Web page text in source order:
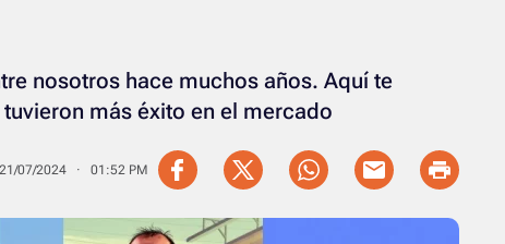
nosotros hace muchos años. Aquí te
más éxito en el mercado
21/07/2024 · 01:52 PM